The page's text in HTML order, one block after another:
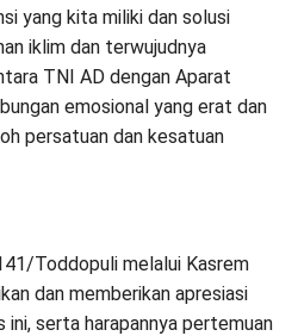
yang kita miliki dan solusi
iklim dan terwujudnya
TNI AD dengan Aparat
emosional yang erat dan
persatuan dan kesatuan
Toddopuli melalui Kasrem
dan memberikan apresiasi
serta harapannya pertemuan